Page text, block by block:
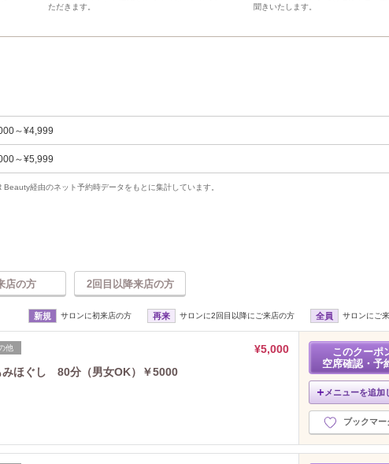
ただきます。
聞きいたします。
～¥4,999
～¥5,999
経由のネット予約時データをもとに集計しています。
店の方 2回目以降来店の方
新規 サロンに初来店の方 再来 サロンに2回目以降にご来店の方 全員 サロンにご
他
¥5,000
ほぐし 80分（男女OK）￥5000
このクーポ
空席確認・予
メニューを追加
ブックマー